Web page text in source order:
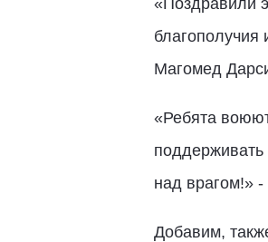
«Поздравили
благополучия
Магомед
«Ребята
над врагом!»
Добавим,